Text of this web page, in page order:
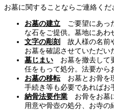
お墓に関することならご連絡くだ
お墓の建立 ご要望にあっ
な石をご提供。墓地にあわ
文字の彫刻
故人様の名前
お墓を確認させていただい
墓じまい お墓を撤去して
任をもって処分。法要から
お墓の移転お墓とお骨を現
手続き等も必要であればお
納骨法要作業 お骨をお墓
用意や骨壺の処分、お寺の